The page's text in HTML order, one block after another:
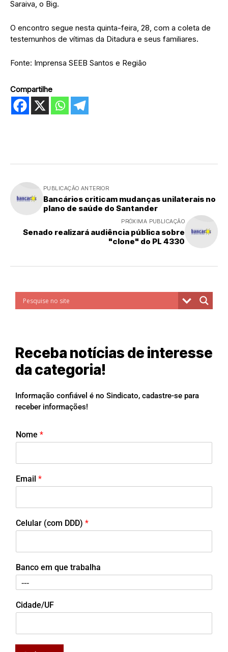
Saraiva, o Big.
O encontro segue nesta quinta-feira, 28, com a coleta de
testemunhos de vítimas da Ditadura e seus familiares.
Fonte: Imprensa SEEB Santos e Região
Compartilhe
PUBLICAÇÃO ANTERIOR
Bancários criticam mudanças unilaterais no
plano de saúde do Santander
PRÓXIMA PUBLICAÇÃO
Senado realizará audiência pública sobre
"clone" do PL 4330
Receba notícias de interesse
da categoria!
Informação confiável é no Sindicato, cadastre-se para
receber informações!
Nome *
Email *
Celular (com DDD) *
Banco em que trabalha
Cidade/UF